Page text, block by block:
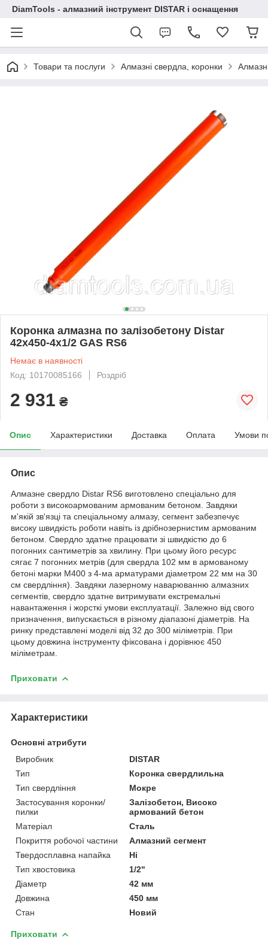
DiamTools - алмазний інструмент DISTAR і оснащення
Товари та послуги Алмазні свердла, коронки
Коронка алмазна по залізобетону Distar
42x450-4x1/2 GAS RS6
Немає в наявності
Код: 10170085166
Роздріб
2 931 ₴
Опис Характеристики Доставка Оплата Умови
Опис
Алмазне свердло Distar RS6 виготовлено спеціально для
роботи з високоармованим армованим бетоном. Завдяки
м'якій зв'язці та спеціальному алмазу, сегмент забезпечує
високу швидкість роботи навіть із дрібнозернистим армованим
бетоном. Свердло здатне працювати зі швидкістю до 6
погонних сантиметрів за хвилину. При цьому його ресурс
сягає 7 погонних метрів (для свердла 102 мм в армованому
бетоні марки М400 з 4-ма арматурами діаметром 22 мм на 30
см свердління). Завдяки лазерному наварюванню алмазних
сегментів, свердло здатне витримувати екстремальні
навантаження і жорсткі умови експлуатації. Залежно від свого
призначення, випускається в різному діапазоні діаметрів. На
ринку представлені моделі від 32 до 300 міліметрів. При
цьому довжина інструменту фіксована і дорівнює 450
міліметрам.
Приховати
Характеристики
Основні атрибути
Виробник
DISTAR
Тип
Коронка свердлильна
Тип свердління
Мокре
Застосування коронки/
пилки
Залізобетон, Високо
армований бетон
Матеріал
Сталь
Покриття робочої частини
Алмазний сегмент
Твердосплавна напайка
Ні
Тип хвостовика
1/2"
Діаметр
42 мм
Довжина
450 мм
Стан
Новий
Приховати